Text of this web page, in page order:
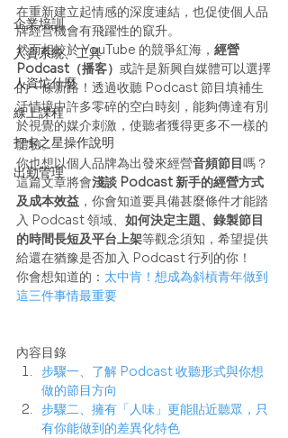
企業培訓
人資系統、工具
人資忙什麼
線上課程
打卡之星操作說明
出勤管理
在重新建立起情感的深度連結，也促使個人品
牌經營機會有飛躍性的竄升。
然而相較於 YouTube 的競爭紅海， 經營
Podcast（播客） 或許是新興自媒體可以選擇
的一條新路！透過收聽 Podcast 節目填補生
活情境中許多零碎的空白時刻，能夠傳達有別
於視覺的媒介刺激，使聽者獲得更多不一樣的
體驗。
你也想以個人品牌為出發來經營音頻節目嗎？
這篇文章將會淺談 Podcast 新手的經營方式
及成本效益 ，你會知道要具備甚麼條件才能踏
入 Podcast 領域、 如何決定主題、錄製節目
的時間長短及平台上架等觀念須知，希望提供
給還在猶豫是否加入 Podcast 行列的你！
你會想知道的： 太中肯！想成為斜槓青年做到
這三件事情最重要
內容目錄
步驟一、了解 Podcast 收聽形式與你想
做的節目方向
步驟二、擁有「人味」更能貼近聽眾，只
有你能做到的差異化特色